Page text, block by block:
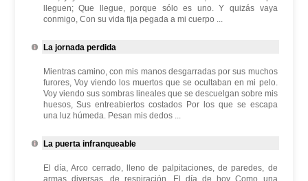
lleguen; Que llegue, porque sólo es uno. Y quizás vaya
conmigo, Con su vida fija pegada a mi cuerpo ...
La jornada perdida
Mientras camino, con mis manos desgarradas por sus muchos
furores, Voy viendo los muertos que se ocultaban en mi pelo.
Voy viendo sus sombras lineales que se descuelgan sobre mis
huesos, Sus entreabiertos costados Por los que se escapa
una luz húmeda. Pesan mis dedos ...
La puerta infranqueable
El día, Arco cerrado, lleno de palpitaciones, de paredes, de
armas diversas, de respiración. El día de hoy Como una